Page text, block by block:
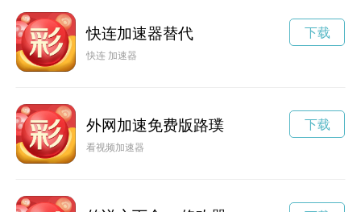
快连加速器替代
快连 加速器
下载
外网加速免费版路璞
看视频加速器
下载